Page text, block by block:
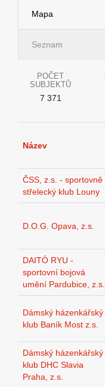
Mapa
Seznam
POČET
SUBJEKTŮ
7 371
Název
ČSS, z.s. - sportovně
střelecký klub Louny
D.O.G. Opava, z.s.
DAITÓ RYU -
sportovní bojová
umění Pardubice, z.s.
Dámský házenkářský
klub Baník Most z.s.
Dámský házenkářský
klub DHC Slavia
Praha, z.s.